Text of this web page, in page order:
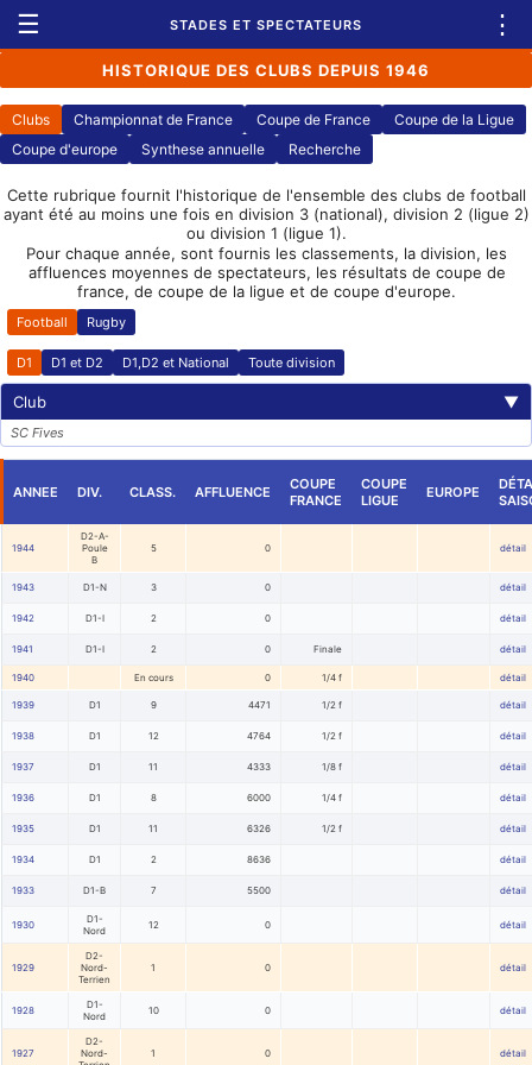
☰ STADES ET SPECTATEURS ⋮
HISTORIQUE DES CLUBS DEPUIS 1946
Clubs Championnat de France Coupe de France
Coupe de la Ligue
Coupe d'europe
Synthese annuelle Recherche
Cette rubrique fournit l'historique de l'ensemble des clubs de football
ayant été au moins une fois en division 3 (national), division 2 (ligue 2)
ou division 1 (ligue 1).
Pour chaque année, sont fournis les classements, la division, les
affluences moyennes de spectateurs, les résultats de coupe de
france, de coupe de la ligue et de coupe d'europe.
Football Rugby
D1 D1 et D2 D1,D2 et National Toute division
Club ▼
SC Fives
ANNEE DIV. CLASS. AFFLUENCE
COUPE
FRANCE
COUPE
LIGUE
EUROPE
1944
D2-A-
Poule
B
5 0 détail
1943 D1-N 3 0 détail
1942 D1-I 2 0 détail
1941 D1-I 2 0 Finale détail
1940 En cours 0 1/4 f détail
1939 D1 9 4471 1/2 f détail
1938 D1 12 4764 1/2 f détail
1937 D1 11 4333 1/8 f détail
1936 D1 8 6000 1/4 f détail
1935 D1 11 6326 1/2 f détail
1934 D1 2 8636 détail
1933 D1-B 7 5500 détail
1930
D1-
Nord
12 0 détail
1929
D2-
Nord-
Terrien
1 0 détail
1928
D1-
Nord
10 0 détail
1927
D2-
Nord-
1 0 détail